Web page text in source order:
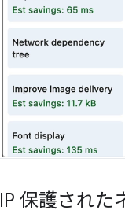
IP 保護された